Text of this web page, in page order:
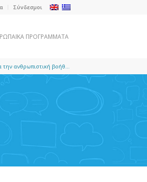
Σύνδεσμοι
ΠΡΟΓΡΑΜΜΑΤΑ
ανθρωπιστική βοήθ...